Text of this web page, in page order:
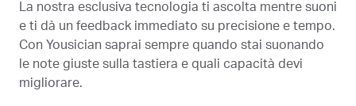
La nostra esclusiva tecnologia ti ascolta mentre suoni
e ti dà un feedback immediato su precisione e tempo.
Con Yousician saprai sempre quando stai suonando
le note giuste sulla tastiera e quali capacità devi
migliorare.